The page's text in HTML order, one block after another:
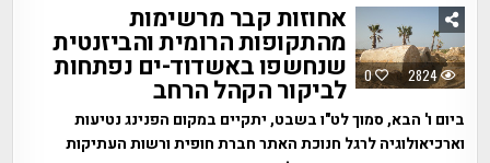
0 2824
אחוזות קבר מרשימות
מהתקופות הרומית והביזנטית
שנחשפו באשדוד-ים נפתחות
לביקור הקהל הרחב
ביום ו' הבא, סמוך לט"ו בשבט, יתקיים במקום הפנינג נטיעות
וארכיאולוגיה לרגל חנוכת האתר חברת חופית ורשות העתיקות